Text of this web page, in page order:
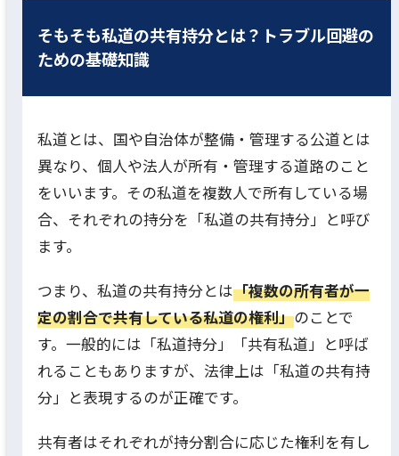
そもそも私道の共有持分とは？トラブル回避の
ための基礎知識
私道とは、国や自治体が整備・管理する公道とは
異なり、個人や法人が所有・管理する道路のこと
をいいます。その私道を複数人で所有している場
合、それぞれの持分を「私道の共有持分」と呼び
ます。
つまり、私道の共有持分とは「複数の所有者が一
定の割合で共有している私道の権利」のことで
す。一般的には「私道持分」「共有私道」と呼ば
れることもありますが、法律上は「私道の共有持
分」と表現するのが正確です。
共有者はそれぞれが持分割合に応じた権利を有し